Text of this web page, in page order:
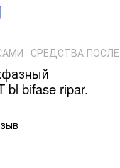
СРЕДСТВА
bl bifase ripar.